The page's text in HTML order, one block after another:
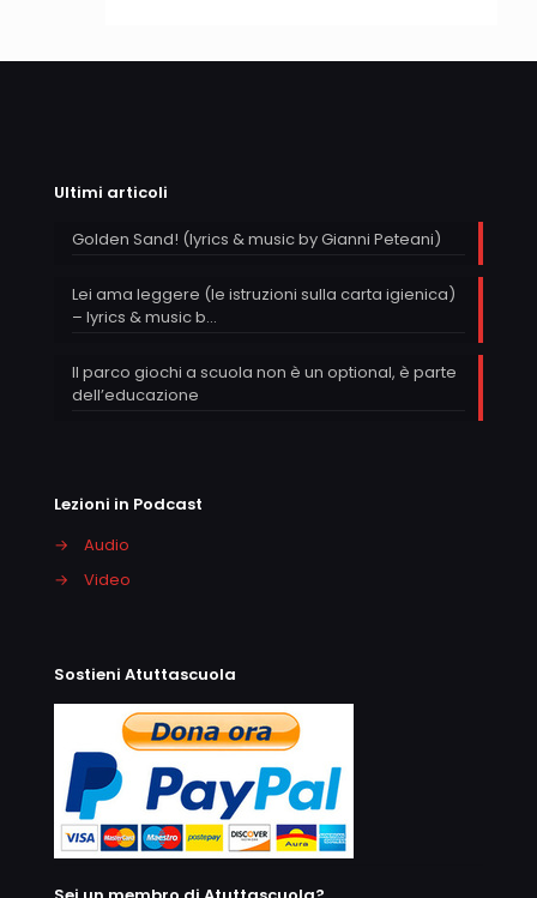
Ultimi articoli
Golden Sand! (lyrics & music by Gianni Peteani)
Lei ama leggere (le istruzioni sulla carta igienica)
– lyrics & music b…
Il parco giochi a scuola non è un optional, è parte
dell’educazione
Lezioni in Podcast
→
Audio
→
Video
Sostieni Atuttascuola